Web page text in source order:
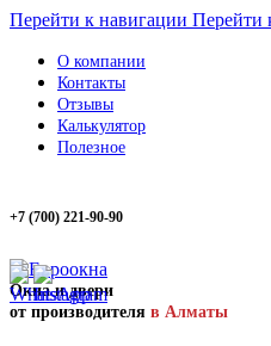
Перейти к навигации Перейти
О компании
Контакты
Отзывы
Калькулятор
Полезное
+7 (700) 221-90-90
Окна и двери
от производителя в Алматы